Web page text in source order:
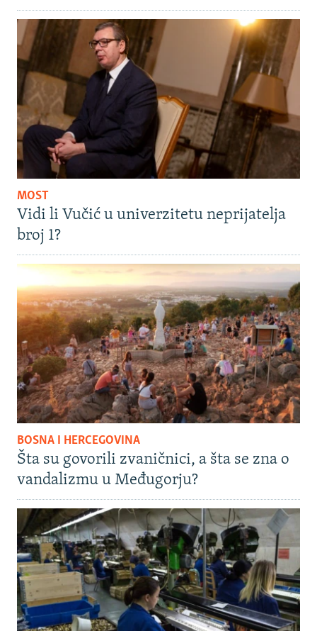
MOST
Vidi li Vučić u univerzitetu neprijatelja
broj 1?
BOSNA I HERCEGOVINA
Šta su govorili zvaničnici, a šta se zna o
vandalizmu u Međugorju?